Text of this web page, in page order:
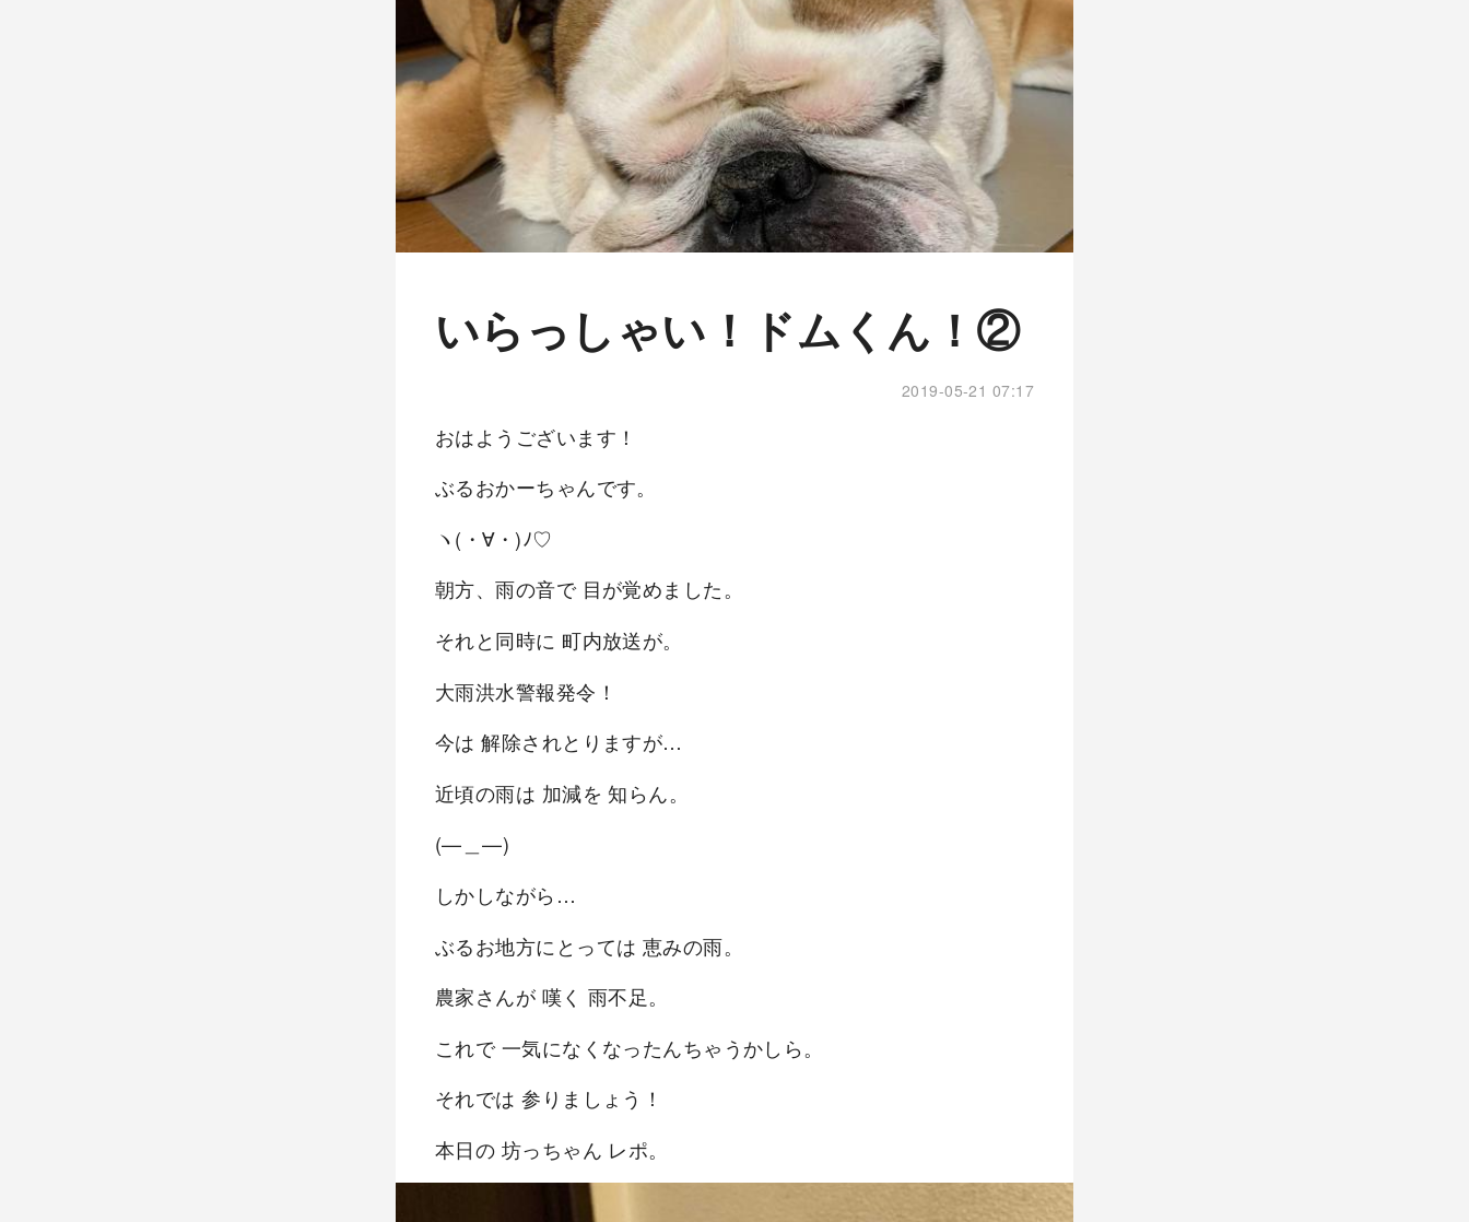
いらっしゃい！ドムくん！②
2019-05-21 07:17
おはようございます！
ぶるおかーちゃんです。
ヽ(・∀・)ﾉ♡
朝方、雨の音で 目が覚めました。
それと同時に 町内放送が。
大雨洪水警報発令！
今は 解除されとりますが…
近頃の雨は 加減を 知らん。
(—＿—)
しかしながら…
ぶるお地方にとっては 恵みの雨。
農家さんが 嘆く 雨不足。
これで 一気になくなったんちゃうかしら。
それでは 参りましょう！
本日の 坊っちゃん レポ。